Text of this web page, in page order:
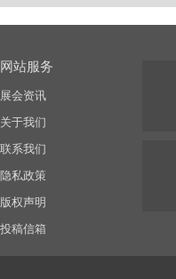
网站服务
展会资讯
关于我们
联系我们
隐私政策
版权声明
投稿信箱